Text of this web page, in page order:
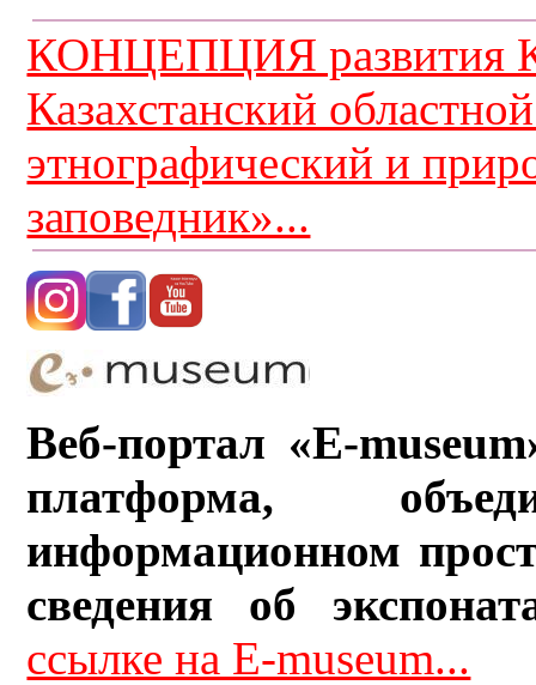
КОНЦЕПЦИЯ развития
Казахстанский
этнографический и
заповедник»...
Веб-портал «E-
платформа,
информационном
сведения об
ссылке на E-museum...